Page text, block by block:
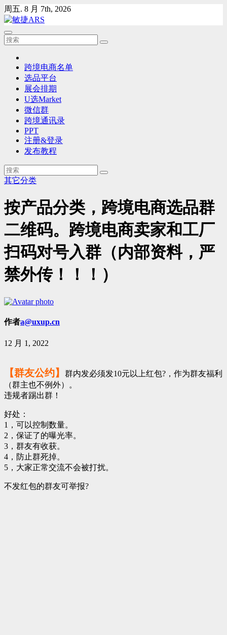
Skip
to
content
周五. 8 月 7th, 2026
跨境电商名单
选品平台
展会排期
U选Market
微信群
跨境通讯录
PPT
注册&登录
发布教程
其它分类
按产品分类，跨境电商选品群
二维码。跨境电商卖家和工厂
扫码对号入群（内部资料，严
禁外传！！！）
作者a@uxup.cn
12 月 1, 2022
【群友公约】
群内发必须发10元以上红包?，作为群友福利
（群主也不例外）。
违规者踢出群！
好处：
1，可以控制数量。
2，保证了的曝光率。
3，群友有收获。
4，防止群死掉。
5，大家正常交流不会被打扰。
不发红包的群友可举报?